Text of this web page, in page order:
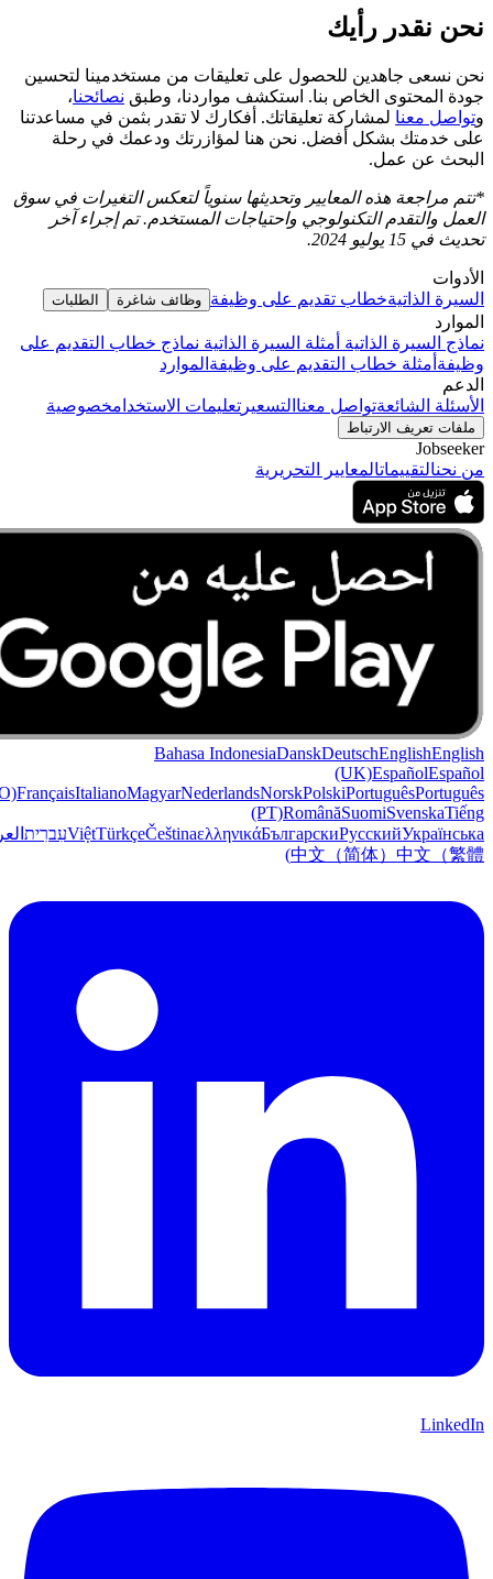
نحن نقدر رأيك
نحن نسعى جاهدين للحصول على تعليقات من مستخدمينا لتحسين
جودة المحتوى الخاص بنا. استكشف مواردنا، وطبق نصائحنا،
وتواصل معنا لمشاركة تعليقاتك. أفكارك لا تقدر بثمن في مساعدتنا
على خدمتك بشكل أفضل. نحن هنا لمؤازرتك ودعمك في رحلة
البحث عن عمل.
*تتم مراجعة هذه المعايير وتحديثها سنوياً لتعكس التغيرات في سوق
العمل والتقدم التكنولوجي واحتياجات المستخدم. تم إجراء آخر
تحديث في 15 يوليو 2024.
الأدوات
السيرة الذاتيةخطاب تقديم على وظيفة وظائف شاغرة الطلبات
الموارد
نماذج السيرة الذاتية أمثلة السيرة الذاتية نماذج خطاب التقديم على
وظيفة أمثلة خطاب التقديم على وظيفة الموارد
الدعم
الأسئلة الشائعةتواصل معنا التسعير تعليمات الاستخدامخصوصية
ملفات تعريف الارتباط
Jobseeker
من نحنالتقييماتالمعايير التحريرية
Bahasa IndonesiaDanskDeutschEnglishEnglish
(UK)EspañolEspañol
FrançaisItalianoMagyarNederlandsNorskPolskiPortuguêsPortuguês
(PT)RomânăSuomiSvenskaTiếng
ViệtTürkçeČeštinaελληνικάБългарскиРусскийУкраїнська עִברִית
中文（简体） 中文（繁體)
LinkedIn